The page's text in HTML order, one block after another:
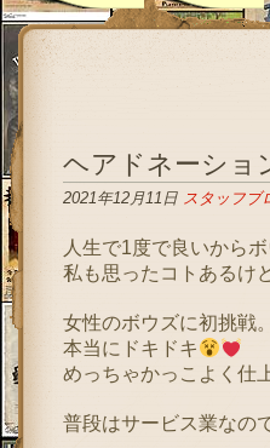
ヘアドネーシ
2021年12月11日 スタッフブ
人生で1度で良いから
私も思ったコトあるけ
女性のボウズに初挑戦。
本当にドキドキ
めっちゃかっこよく仕
普段はサービス業なの